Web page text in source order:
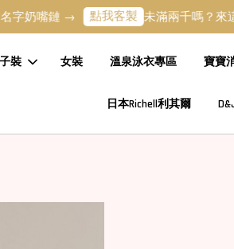
鏈 → 點我客製 未滿兩千嗎？來這湊免
裝 女裝 溫泉泳衣專區 寶寶
日本Richell利其爾